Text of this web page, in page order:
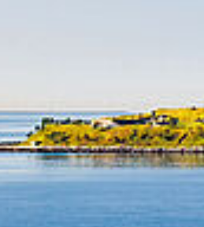
– und wie sie mit Hilfe der
Verfahren ermöglichen.